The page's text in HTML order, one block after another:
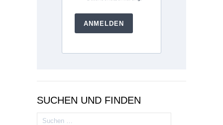
ANMELDEN
SUCHEN UND FINDEN
Suchen